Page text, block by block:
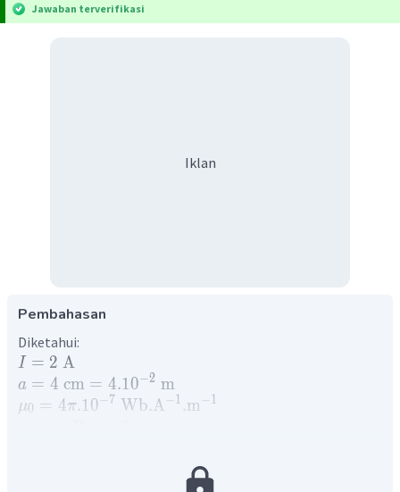
Jawaban terverifikasi
Iklan
Pembahasan
Diketahui:
I = 2 A
a = 4 cm = 4.10−2 m
μ0 = 4π.1 0−7 Wb.A −1 .m−1